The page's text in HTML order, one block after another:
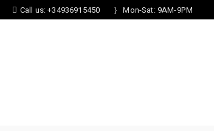
Call us: +34936915450 Mon-Sat: 9AM-9PM